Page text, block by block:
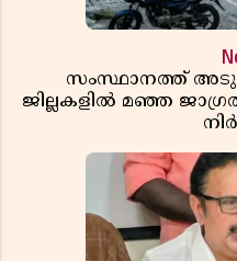
സംസ്ഥാനത്ത്
ജില്ലകളിൽ മഞ്ഞ